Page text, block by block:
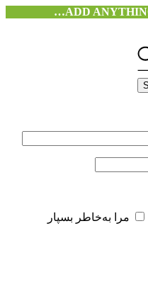
ADD
مرا به‌خاطر بسپار